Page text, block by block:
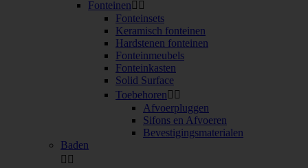
Fonteinen 
Fonteinsets
Keramisch fonteinen
Hardstenen fonteinen
Fonteinmeubels
Fonteinkasten
Solid Surface
Toebehoren 
Afvoerpluggen
Sifons en Afvoeren
Bevestigingsmaterialen
Baden
 